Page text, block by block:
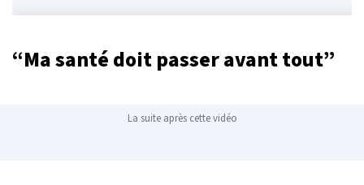
“Ma santé doit passer avant tout”
La suite après cette vidéo